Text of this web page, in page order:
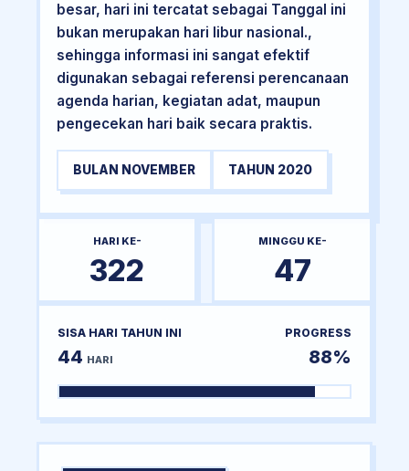
besar, hari ini tercatat sebagai Tanggal ini
bukan merupakan hari libur nasional.,
sehingga informasi ini sangat efektif
digunakan sebagai referensi perencanaan
agenda harian, kegiatan adat, maupun
pengecekan hari baik secara praktis.
BULAN NOVEMBER TAHUN 2020
HARI KE-
322
MINGGU KE-
47
SISA HARI TAHUN INI
44 HARI
PROGRESS
88%